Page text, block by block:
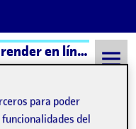
M1.130 – Enseñar y aprender en línea – Aula 3
para poder
del